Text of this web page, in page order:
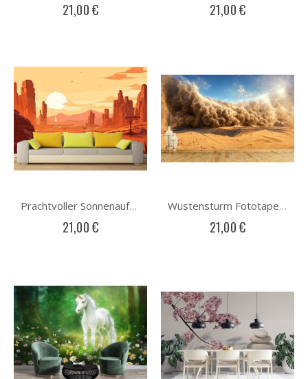
21,00 € 21,00 €
Prachtvoller Sonnenaufgang in der Wüste Fototapete
21,00 €
Wüstensturm Fototapete
21,00 €